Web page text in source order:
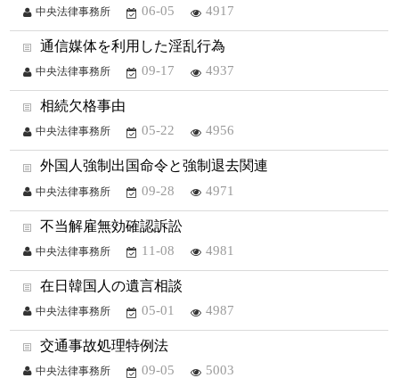
中央法律事務所 06-05 4917
通信媒体を利用した淫乱行為
中央法律事務所 09-17 4937
相続欠格事由
中央法律事務所 05-22 4956
外国人強制出国命令と強制退去関連
中央法律事務所 09-28 4971
不当解雇無効確認訴訟
中央法律事務所 11-08 4981
在日韓国人の遺言相談
中央法律事務所 05-01 4987
交通事故処理特例法
中央法律事務所 09-05 5003